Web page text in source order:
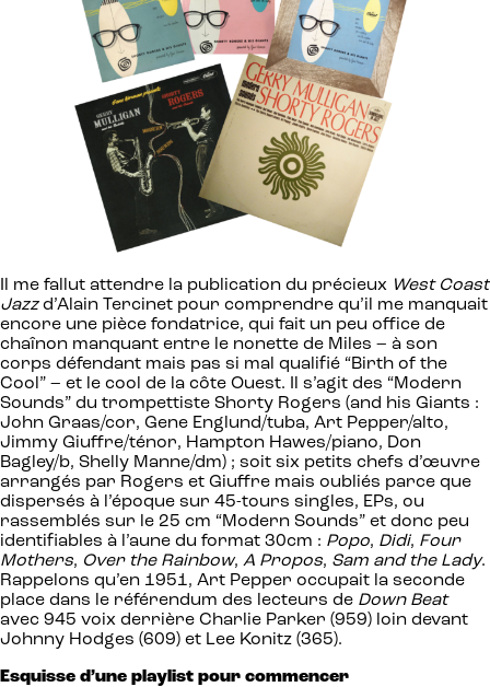
Il me fallut attendre la publication du précieux West Coast
Jazzd’Alain Tercinet pour comprendre qu’il me manquait
encore une pièce fondatrice, qui fait un peu office de
chaînon manquant entre le nonette de Miles – à son
corps défendant mais pas si mal qualifié “Birth of the
Cool” – et le cool de la côte Ouest. Il s’agit des “Modern
Sounds” du trompettiste Shorty Rogers (and his Giants :
John Graas/cor, Gene Englund/tuba, Art Pepper/alto,
Jimmy Giuffre/ténor, Hampton Hawes/piano, Don
Bagley/b, Shelly Manne/dm) ; soit six petits chefs d’œuvre
arrangés par Rogers et Giuffre mais oubliés parce que
dispersés à l’époque sur 45-tours singles, EPs, ou
rassemblés sur le 25 cm “Modern Sounds” et donc peu
identifiables à l’aune du format 30cm : Popo, Didi, Four
Mothers, Over the Rainbow, A Propos, Sam and the Lady.
Rappelons qu’en 1951, Art Pepper occupait la seconde
place dans le référendum des lecteurs de Down Beat
avec 945 voix derrière Charlie Parker (959) loin devant
Johnny Hodges (609) et Lee Konitz (365).
Esquisse d’une playlist pour commencer